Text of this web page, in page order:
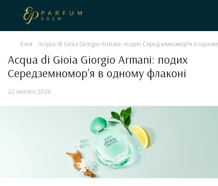
Блог Acqua di Gioia Giorgio Armani: подих Середземномор’я в
Acqua di Gioia Giorgio Armani: подих
Середземномор’я в одному флаконі
22 лютого 2026